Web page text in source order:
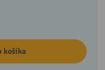
košíka